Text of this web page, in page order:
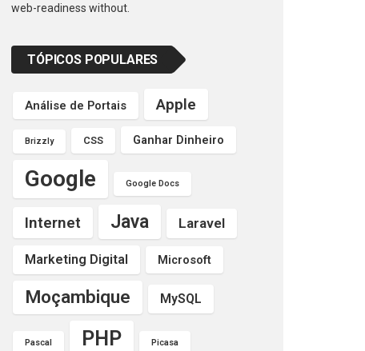
web-readiness without.
TÓPICOS POPULARES
Análise de Portais Apple
Brizzly CSS Ganhar Dinheiro
Google Google Docs
Internet Java Laravel
Marketing Digital Microsoft
Moçambique MySQL
Pascal PHP Picasa